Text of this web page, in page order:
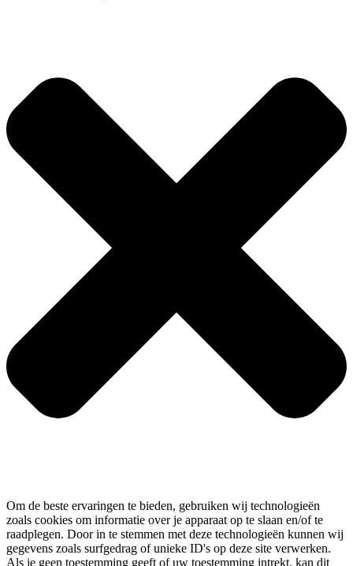
Om de beste ervaringen te bieden, gebruiken wij technologieën
zoals cookies om informatie over je apparaat op te slaan en/of te
raadplegen. Door in te stemmen met deze technologieën kunnen wij
gegevens zoals surfgedrag of unieke ID's op deze site verwerken.
Als je geen toestemming geeft of uw toestemming intrekt, kan dit